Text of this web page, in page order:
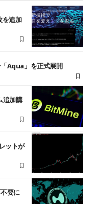
を追加
Aqua」を正式展開
追加購
ットが
要に